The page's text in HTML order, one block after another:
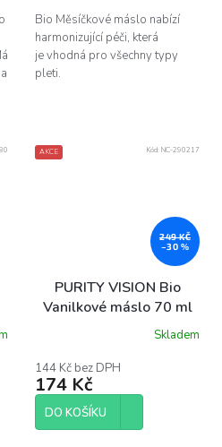
Bio Měsíčkové máslo nabízí
harmonizující péči, která
je vhodná pro všechny typy
pleti.
AKCE
249 KČ
–30 %
PURITY VISION Bio
Vanilkové máslo 70 ml
Skladem
144 Kč bez DPH
174 Kč
DO KOŠÍKU
Kód: NC-290217